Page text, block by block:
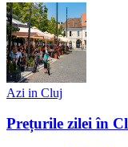
Azi in Cluj
Prețurile zilei în